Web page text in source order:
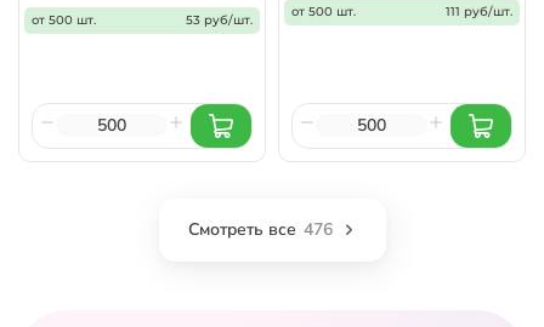
от 500 шт. 53 руб/шт.
от 500 шт. 111 руб/шт.
Смотреть все 476